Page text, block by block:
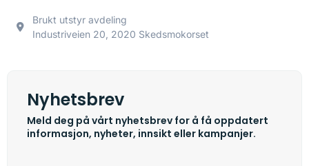
Brukt utstyr avdeling
Industriveien 20, 2020 Skedsmokorset
Nyhetsbrev
Meld deg på vårt nyhetsbrev for å få oppdatert
informasjon, nyheter, innsikt eller kampanjer.